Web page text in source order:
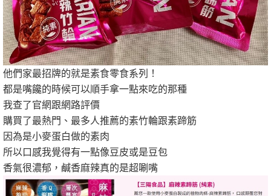
他們家最招牌的就是素食零食系列！
都是嘴饞的時候可以順手拿一點來吃的那種
我查了官網跟網路評價
購買了最熱門、最多人推薦的素竹輪跟素蹄筋
因為是小麥蛋白做的素肉
所以口感我覺得有一點像豆皮或是豆包
香氣很濃郁，鹹香麻辣真的是超唰嘴